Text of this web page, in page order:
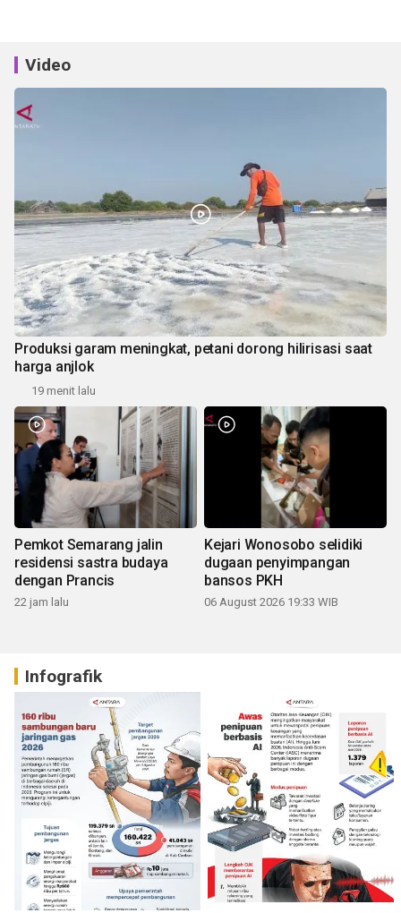
Video
Produksi garam meningkat, petani dorong hilirisasi saat
harga anjlok
19 menit lalu
Pemkot Semarang jalin
residensi sastra budaya
dengan Prancis
22 jam lalu
Kejari Wonosobo selidiki
dugaan penyimpangan
bansos PKH
06 August 2026 19:33 WIB
Infografik